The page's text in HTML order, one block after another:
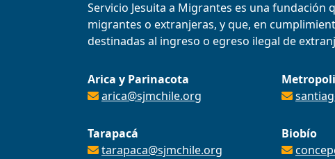
Servicio Jesuita a Migrantes es una
migrantes o extranjeras, y que, en
destinadas al ingreso o egreso ilegal de
Arica y Parinacota
arica@sjmchile.org
Tarapacá
tarapaca@sjmchile.org
Biobío